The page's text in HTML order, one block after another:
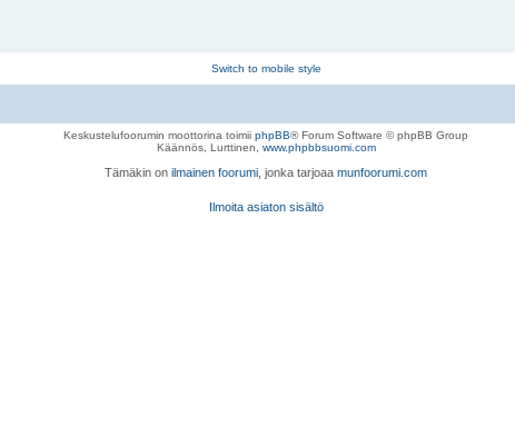
Switch to mobile style
Keskustelufoorumin moottorina toimii phpBB® Forum Software © phpBB Group
Käännös, Lurttinen, www.phpbbsuomi.com
Tämäkin on ilmainen foorumi , jonka tarjoaa munfoorumi.com
Ilmoita asiaton sisältö